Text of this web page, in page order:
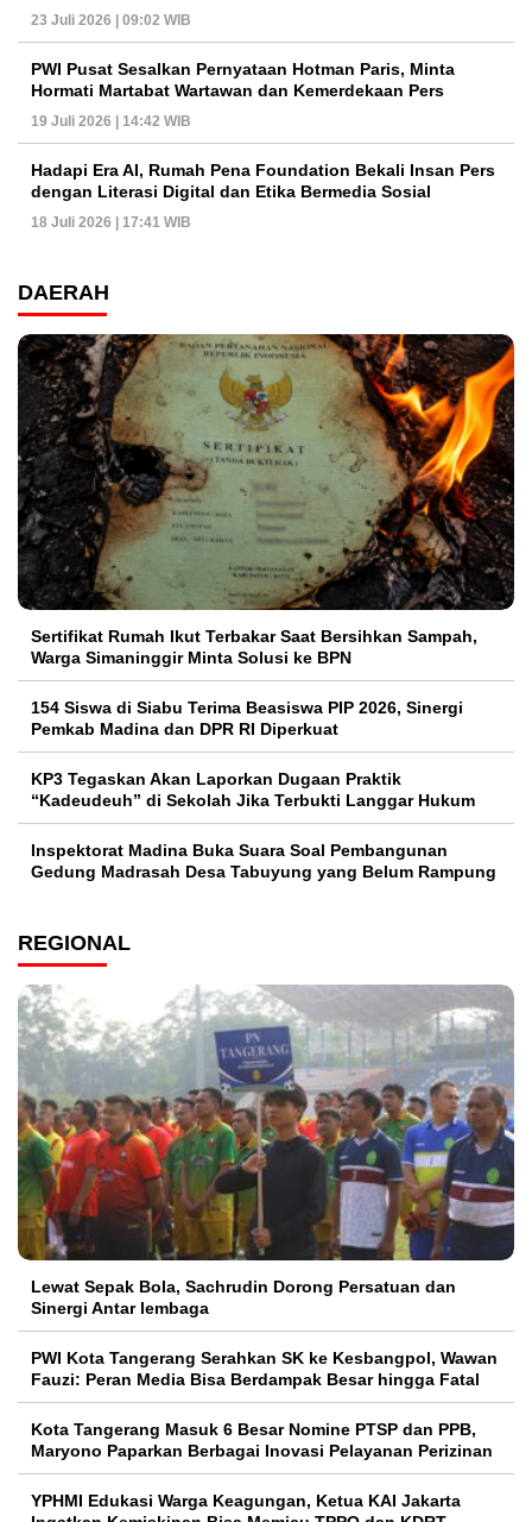
23 Juli 2026 | 09:02 WIB
PWI Pusat Sesalkan Pernyataan Hotman Paris, Minta
Hormati Martabat Wartawan dan Kemerdekaan Pers
19 Juli 2026 | 14:42 WIB
Hadapi Era AI, Rumah Pena Foundation Bekali Insan Pers
dengan Literasi Digital dan Etika Bermedia Sosial
18 Juli 2026 | 17:41 WIB
DAERAH
Sertifikat Rumah Ikut Terbakar Saat Bersihkan Sampah,
Warga Simaninggir Minta Solusi ke BPN
154 Siswa di Siabu Terima Beasiswa PIP 2026, Sinergi
Pemkab Madina dan DPR RI Diperkuat
KP3 Tegaskan Akan Laporkan Dugaan Praktik
“Kadeudeuh” di Sekolah Jika Terbukti Langgar Hukum
Inspektorat Madina Buka Suara Soal Pembangunan
Gedung Madrasah Desa Tabuyung yang Belum Rampung
REGIONAL
Lewat Sepak Bola, Sachrudin Dorong Persatuan dan
Sinergi Antar lembaga
PWI Kota Tangerang Serahkan SK ke Kesbangpol, Wawan
Fauzi: Peran Media Bisa Berdampak Besar hingga Fatal
Kota Tangerang Masuk 6 Besar Nomine PTSP dan PPB,
Maryono Paparkan Berbagai Inovasi Pelayanan Perizinan
YPHMI Edukasi Warga Keagungan, Ketua KAI Jakarta